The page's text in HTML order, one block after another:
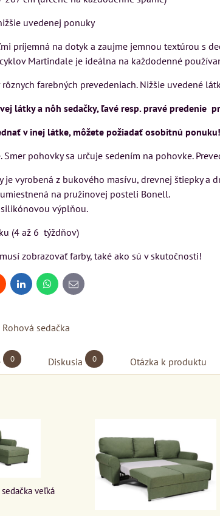
uvedenej ponuky
príjemná na dotyk a zaujme jemnou textúrou s
Martindale je ideálna na každodenné
farebných prevedeniach. Nižšie uvedené
látky a nôh sedačky, ľavé resp. pravé predenie
v inej látke, môžete požiadať osobitnú ponuku!
Smer pohovky sa určuje sedením na pohovke.
je vyrobená z bukového masívu, drevnej štiepky a
na pružinovej posteli Bonell.
výplňou.
(4 až 6 týždňov)
zobrazovať farby, také ako sú v skutočnosti!
LinkedInWhatsApp
E-
mail
Rohová sedačka
0 Diskusia 0 Otázka k produktu
veľká
kreslo LONDON
CHESTER.
399 €s DPH
ks DO KOŠÍKA
699 €s DPH